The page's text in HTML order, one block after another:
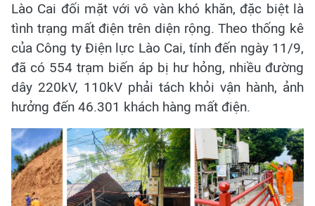
Lào Cai đối mặt với vô vàn khó khăn, đặc biệt là
tình trạng mất điện trên diện rộng. Theo thống kê
của Công ty Điện lực Lào Cai, tính đến ngày 11/9,
đã có 554 trạm biến áp bị hư hỏng, nhiều đường
dây 220kV, 110kV phải tách khỏi vận hành, ảnh
hưởng đến 46.301 khách hàng mất điện.